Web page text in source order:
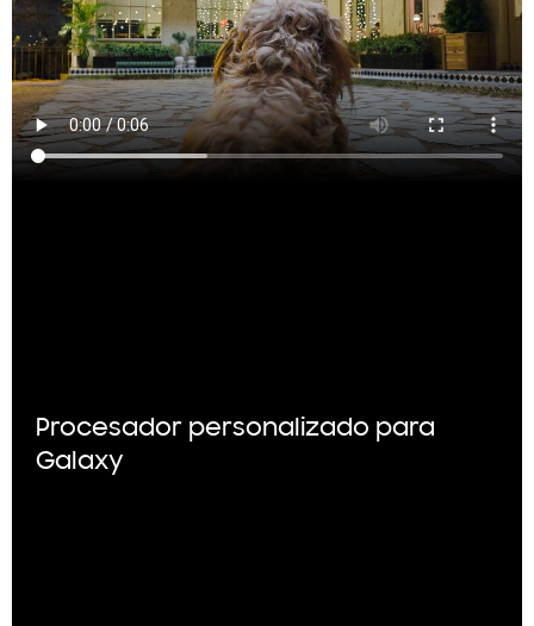
Procesador personalizado para
Galaxy